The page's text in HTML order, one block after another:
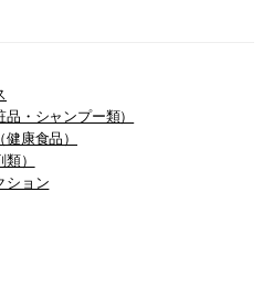
・シャンプー類）
康食品）
）
ション